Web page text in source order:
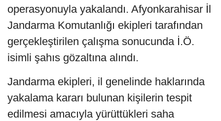
operasyonuyla yakalandı. Afyonkarahisar İl
Jandarma Komutanlığı ekipleri tarafından
gerçekleştirilen çalışma sonucunda İ.Ö.
isimli şahıs gözaltına alındı.
Jandarma ekipleri, il genelinde haklarında
yakalama kararı bulunan kişilerin tespit
edilmesi amacıyla yürüttükleri saha